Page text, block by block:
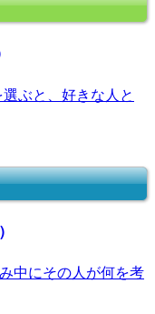
ぶと、好きな人と
中にその人が何を考